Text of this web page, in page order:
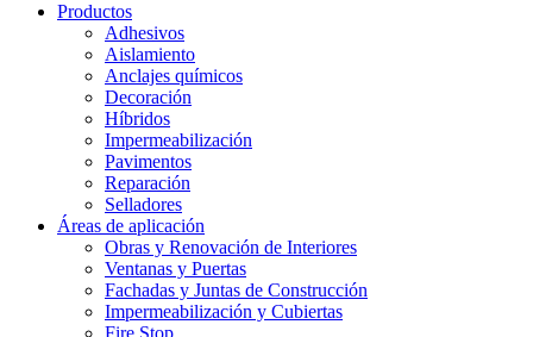
Productos
Adhesivos
Aislamiento
Anclajes químicos
Decoración
Híbridos
Impermeabilización
Pavimentos
Reparación
Selladores
Áreas de aplicación
Obras y Renovación de Interiores
Ventanas y Puertas
Fachadas y Juntas de Construcción
Impermeabilización y Cubiertas